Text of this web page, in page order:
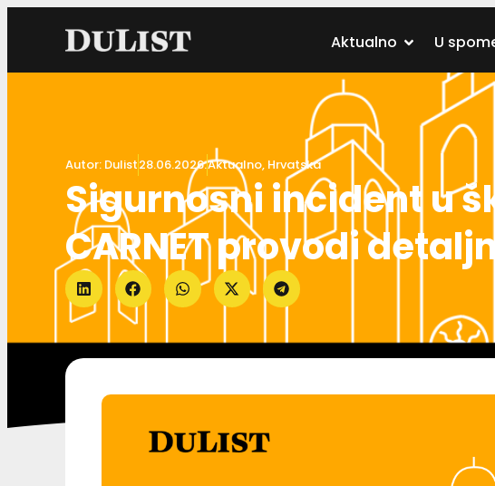
Aktualno U
Autor: Dulist28.06.2026.Aktualno, Hrvatska
Sigurnosni incident u
CARNET provodi